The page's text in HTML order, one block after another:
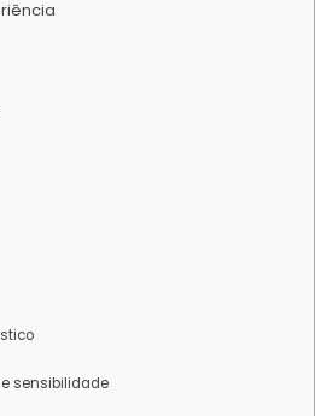
sensibilidade